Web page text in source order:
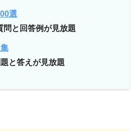
選
問と回答例が見放題
と答えが見放題